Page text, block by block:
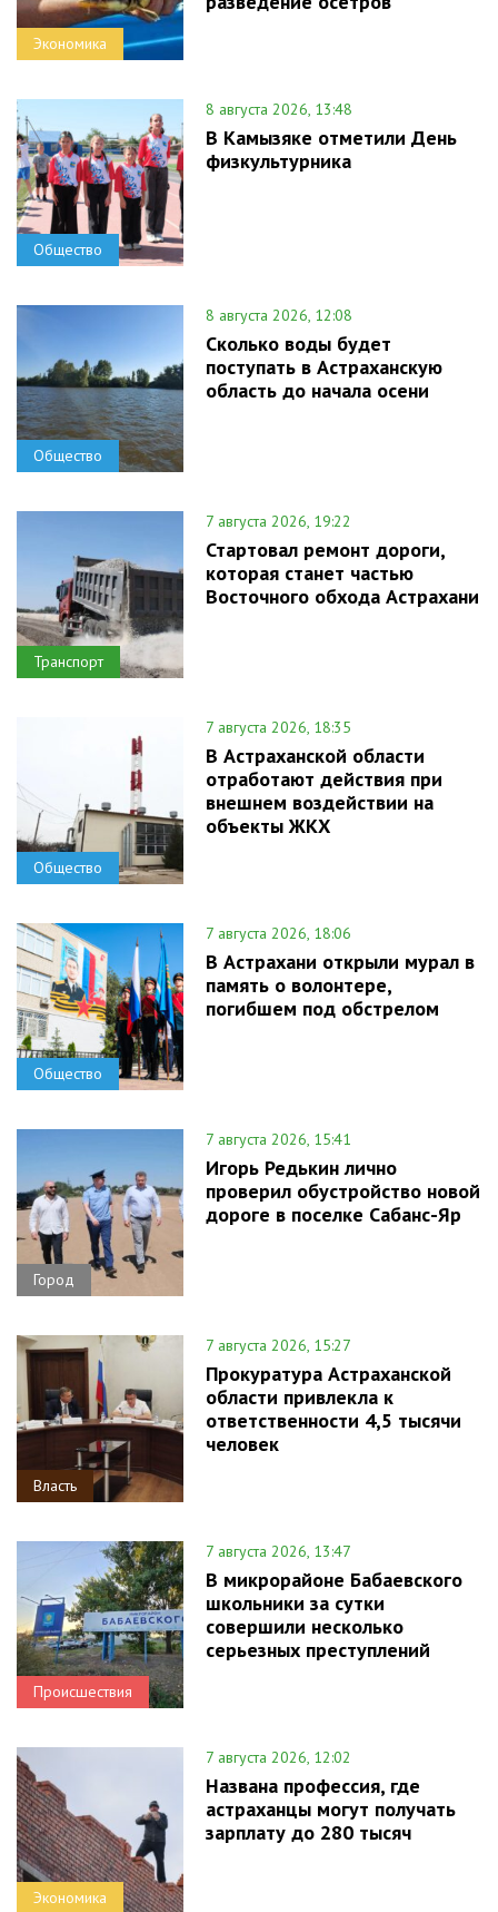
Экономика
Общество
8 августа 2026, 13:48
В Камызяке отметили День
физкультурника
Общество
8 августа 2026, 12:08
Сколько воды будет
поступать в Астраханскую
область до начала осени
Транспорт
7 августа 2026, 19:22
Стартовал ремонт дороги,
которая станет частью
Восточного обхода Астрахани
Общество
7 августа 2026, 18:35
В Астраханской области
отработают действия при
внешнем воздействии на
объекты ЖКХ
Общество
7 августа 2026, 18:06
В Астрахани открыли мурал в
память о волонтере,
погибшем под обстрелом
Город
7 августа 2026, 15:41
Игорь Редькин лично
проверил обустройство новой
дороге в поселке Сабанс-Яр
Власть
7 августа 2026, 15:27
Прокуратура Астраханской
области привлекла к
ответственности 4,5 тысячи
человек
Происшествия
7 августа 2026, 13:47
В микрорайоне Бабаевского
школьники за сутки
совершили несколько
серьезных преступлений
Экономика
7 августа 2026, 12:02
Названа профессия, где
астраханцы могут получать
зарплату до 280 тысяч